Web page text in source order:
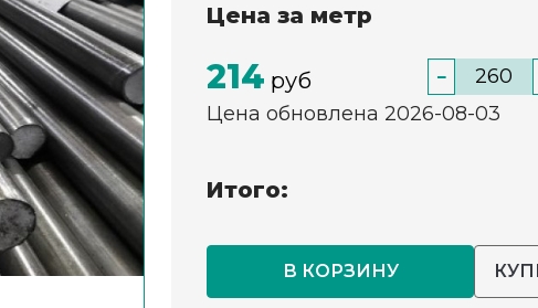
Цена за метр
214 руб −
Цена обновлена 2026-08-03
Итого:
В КОРЗИНУ